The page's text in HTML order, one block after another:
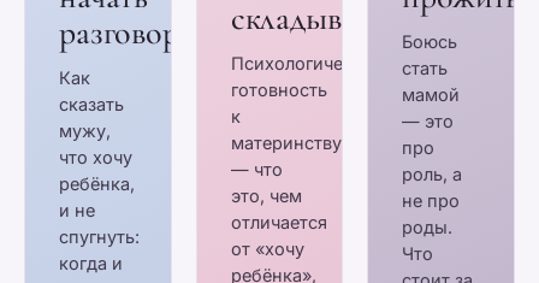
разговор
Как
сказать
мужу,
что хочу
ребёнка,
и не
спугнуть:
когда и
складывается
Психологическая
готовность
к
материнству
— что
это, чем
отличается
от «хочу
ребёнка»,
Боюсь
стать
мамой
— это
про
роль, а
не про
роды.
Что